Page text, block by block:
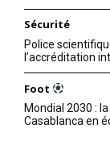
Sécurité
Police
l’accréditation
Foot
Mondial 2030 :
Casablanca en